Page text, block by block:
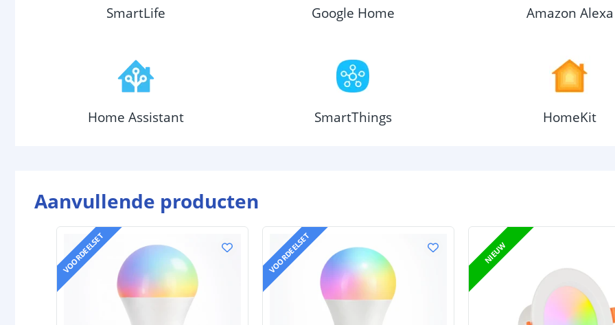
SmartLife Google Home Amazon Alexa
Home Assistant SmartThings HomeKit
Aanvullende producten
VOORDEELSET VOORDEELSET NIEUW